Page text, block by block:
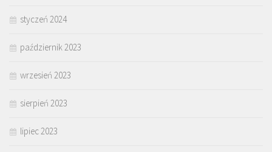
styczeń 2024
październik 2023
wrzesień 2023
sierpień 2023
lipiec 2023